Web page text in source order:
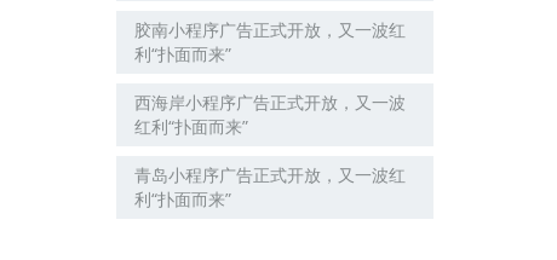
胶南小程序广告正式开放，又一波红
利“扑面而来”
西海岸小程序广告正式开放，又一波
红利“扑面而来”
青岛小程序广告正式开放，又一波红
利“扑面而来”